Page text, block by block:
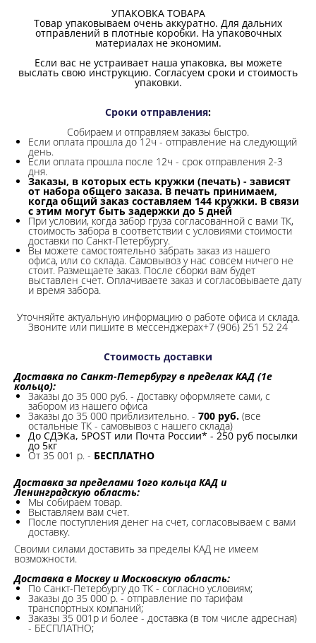
УПАКОВКА ТОВАРА
Товар упаковываем очень аккуратно. Для дальних
отправлений в плотные коробки. На упаковочных
материалах не экономим.
Если вас не устраивает наша упаковка, вы можете
выслать свою инструкцию. Согласуем сроки и стоимость
упаковки.
Сроки отправления:
Собираем и отправляем заказы быстро.
Если оплата прошла до 12ч - отправление на следующий
день.
Если оплата прошла после 12ч - срок отправления 2-3
дня.
Заказы, в которых есть кружки (печать) - зависят
от набора общего заказа. В печать принимаем,
когда общий заказ составляем 144 кружки. В связи
с этим могут быть задержки до 5 дней
При условии, когда забор груза согласованной с вами ТК,
стоимость забора в соответствии с условиями стоимости
доставки по Санкт-Петербургу.
Вы можете самостоятельно забрать заказ из нашего
офиса, или со склада. Самовывоз у нас совсем ничего не
стоит. Размещаете заказ. После сборки вам будет
выставлен счет. Оплачиваете заказ и согласовываете дату
и время забора.
Уточняйте актуальную информацию о работе офиса и склада.
Звоните или пишите в мессенджерах+7 (906) 251 52 24
Стоимость доставки
Доставка по Санкт-Петербургу в пределах КАД (1е
кольцо):
Заказы до 35 000 руб. - Доставку оформляете сами, с
забором из нашего офиса
Заказы до 35 000 приблизительно. - 700 руб. (все
остальные ТК - самовывоз с нашего склада)
До СДЭКа, 5POST или Почта России* - 250 руб посылки
до 5кг
От 35 001 р. - БЕСПЛАТНО
Доставка за пределами 1ого кольца КАД и
Ленинградскую область:
Мы собираем товар.
Выставляем вам счет.
После поступления денег на счет, согласовываем с вами
доставку.
Своими силами доставить за пределы КАД не имеем
возможности.​
Доставка в Москву и Московскую область:
По Санкт-Петербургу до ТК - согласно условиям;
Заказы до 35 000 р. - отправление по тарифам
транспортных компаний;
Заказы 35 001р и более - доставка (в том числе адресная)
- БЕСПЛАТНО;